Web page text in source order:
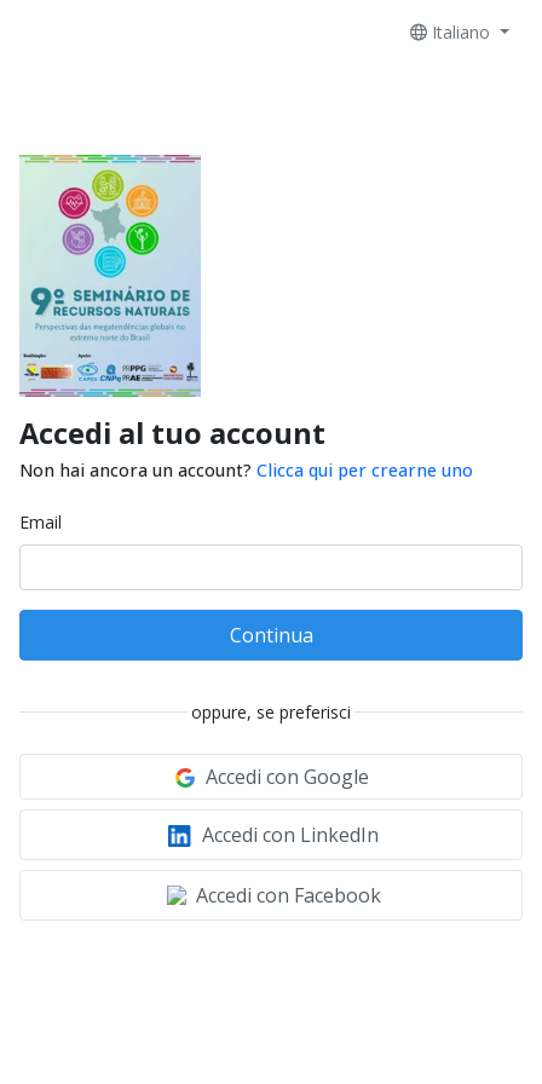
Italiano
Accedi al tuo account
Non hai ancora un account? Clicca qui per crearne uno
Email
Continua
oppure, se preferisci
Accedi con Google
Accedi con LinkedIn
Accedi con Facebook